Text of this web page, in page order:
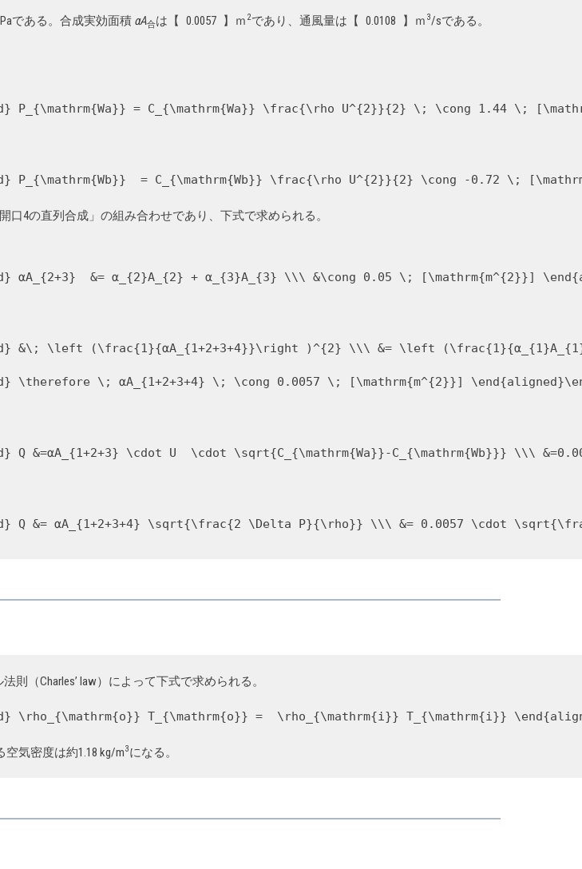
である。合成実効面積 αA合は【 0.0057 】ｍ 2であり、通風量は【 0.0108 】ｍ 3/sである。
= C_{\mathrm{Wa}} \frac{\rho U^{2}}{2} \; \cong 1.44 \;
= C_{\mathrm{Wb}} \frac{\rho U^{2}}{2} \cong -0.72 \;
口4の直列合成」の組み合わせであり、下式で求められる。
&= α_{2}A_{2} + α_{3}A_{3} \\\ &\cong 0.05 \; [\mathrm{m^{2}}]
&\; \left (\frac{1}{αA_{1+2+3+4}}\right )^{2} \\\ &= \left
\therefore \; αA_{1+2+3+4} \; \cong 0.0057 \; [\mathrm{m^{2}}]
&=αA_{1+2+3} \cdot U  \cdot \sqrt{C_{\mathrm{Wa}}-C_{\mathrm{Wb}}} \\\
Q &= αA_{1+2+3+4} \sqrt{\frac{2 \Delta P}{\rho}} \\\ &= 0.0057 \cdot
（Charles’ law）によって下式で求められる。
T_{\mathrm{o}} =  \rho_{\mathrm{i}} T_{\mathrm{i}}
空気密度は約1.18 kg/m3になる。